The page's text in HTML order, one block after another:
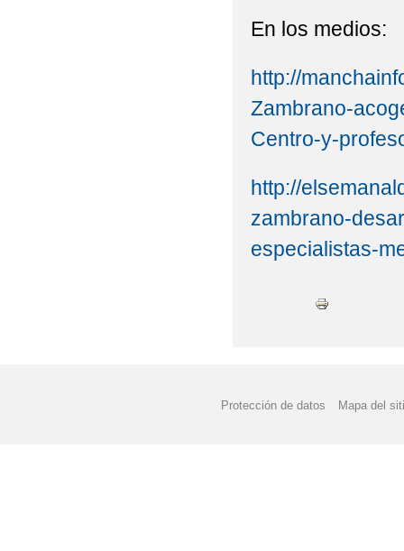
En los medios:
http://
Zambrano-
Centro-y-
http://
zambrano-
especialistas-
Protección de datos Mapa del